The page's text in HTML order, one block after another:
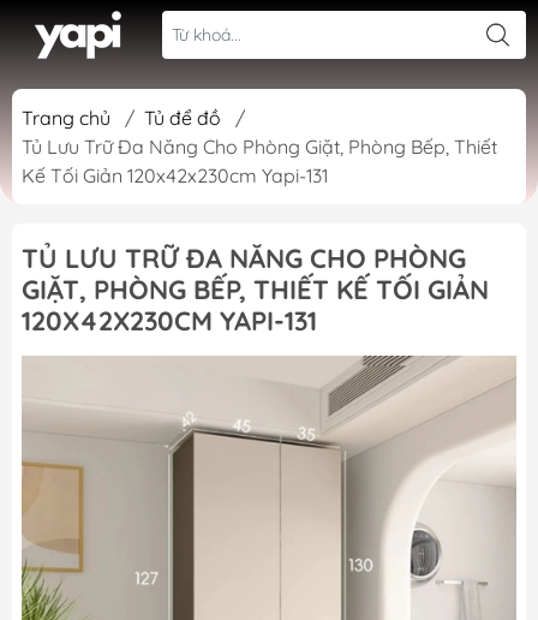
Trang chủ / Tủ để đồ
/
Tủ Lưu Trữ Đa Năng Cho Phòng Giặt, Phòng Bếp, Thiết
Kế Tối Giản 120x42x230cm Yapi-131
TỦ LƯU TRỮ ĐA NĂNG CHO PHÒNG
GIẶT, PHÒNG BẾP, THIẾT KẾ TỐI GIẢN
120X42X230CM YAPI-131